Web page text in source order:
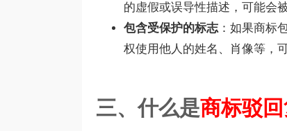
的虚假或误导性描述，可能会被
包含受保护的标志：如果商标
权使用他人的姓名、肖像等，
三、什么是商标驳